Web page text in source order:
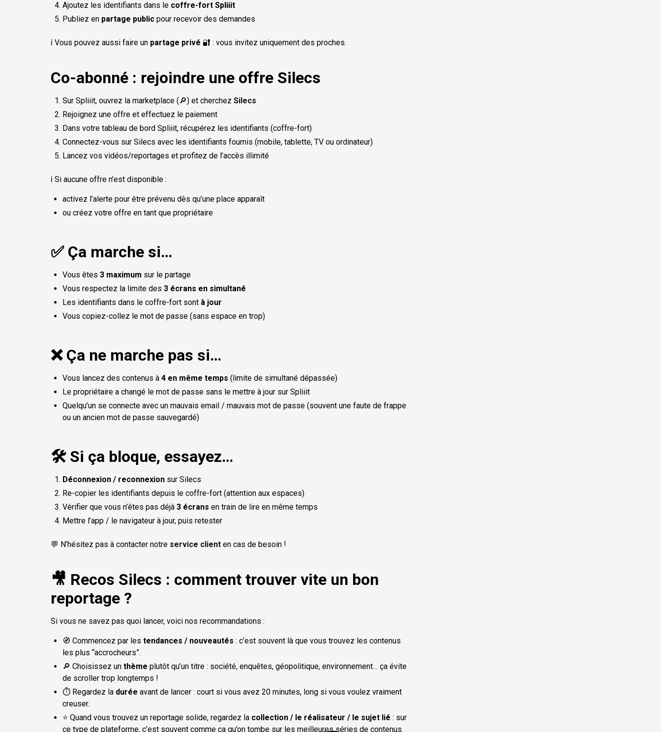
Ajoutez les identifiants dans le coffre-fort Spliiit
Publiez en partage public pour recevoir des demandes
ℹ️ Vous pouvez aussi faire un partage privé 🔐 : vous invitez uniquement des proches.
Co-abonné : rejoindre une offre Silecs
Sur Spliiit, ouvrez la marketplace (🔎) et cherchez Silecs
Rejoignez une offre et effectuez le paiement
Dans votre tableau de bord Spliiit, récupérez les identifiants (coffre-fort)
Connectez-vous sur Silecs avec les identifiants fournis (mobile, tablette, TV ou ordinateur)
Lancez vos vidéos/reportages et profitez de l’accès illimité
ℹ️ Si aucune offre n’est disponible :
activez l’alerte pour être prévenu dès qu’une place apparaît
ou créez votre offre en tant que propriétaire
✅ Ça marche si…
Vous êtes 3 maximum sur le partage
Vous respectez la limite des 3 écrans en simultané
Les identifiants dans le coffre-fort sont à jour
Vous copiez-collez le mot de passe (sans espace en trop)
❌ Ça ne marche pas si…
Vous lancez des contenus à 4 en même temps (limite de simultané dépassée)
Le propriétaire a changé le mot de passe sans le mettre à jour sur Spliiit
Quelqu’un se connecte avec un mauvais email / mauvais mot de passe (souvent une faute de frappe
ou un ancien mot de passe sauvegardé)
🛠️ Si ça bloque, essayez…
Déconnexion / reconnexion sur Silecs
Re-copier les identifiants depuis le coffre-fort (attention aux espaces)
Vérifier que vous n’êtes pas déjà 3 écrans en train de lire en même temps
Mettre l’app / le navigateur à jour, puis retester
💬 N’hésitez pas à contacter notre service client en cas de besoin !
🎥 Recos Silecs : comment trouver vite un bon
reportage ?
Si vous ne savez pas quoi lancer, voici nos recommandations :
🧭 Commencez par les tendances / nouveautés : c’est souvent là que vous trouvez les contenus
les plus “accrocheurs”.
🔎 Choisissez un thème plutôt qu’un titre : société, enquêtes, géopolitique, environnement… ça évite
de scroller trop longtemps !
⏱️ Regardez la durée avant de lancer : court si vous avez 20 minutes, long si vous voulez vraiment
creuser.
⭐ Quand vous trouvez un reportage solide, regardez la collection / le réalisateur / le sujet lié : sur
ce type de plateforme, c’est souvent comme ça qu’on tombe sur les meilleures séries de contenus.